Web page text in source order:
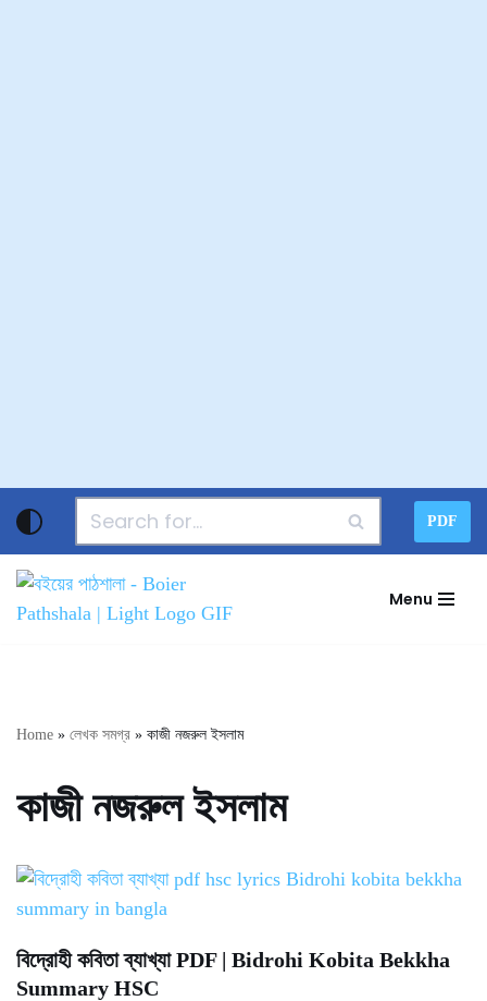
to
content
PDF
Menu
Home » লেখক সমগ্র » কাজী নজরুল ইসলাম
কাজী নজরুল ইসলাম
বিদ্রোহী কবিতা ব্যাখ্যা PDF | Bidrohi Kobita Bekkha
Summary HSC